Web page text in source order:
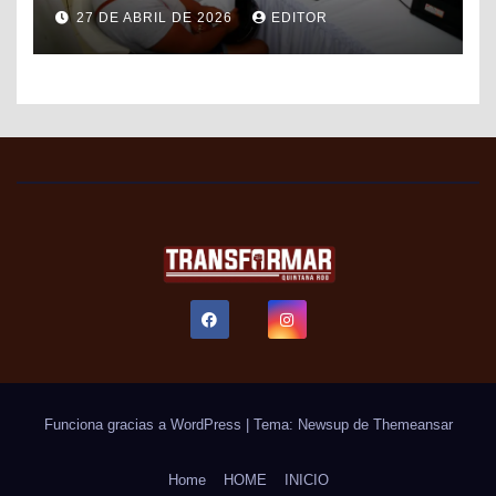
PROGRESO DEL SAT PARA
FACILITAR TRÁMITES FISCALES
27 DE ABRIL DE 2026 EDITOR
Funciona gracias a WordPress Tema: Newsup de Themeansar
Home HOME INICIO